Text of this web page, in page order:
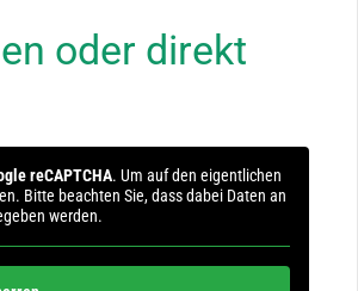
oder direkt
reCAPTCHA. Um auf den eigentlichen
Bitte beachten Sie, dass dabei Daten an
werden.